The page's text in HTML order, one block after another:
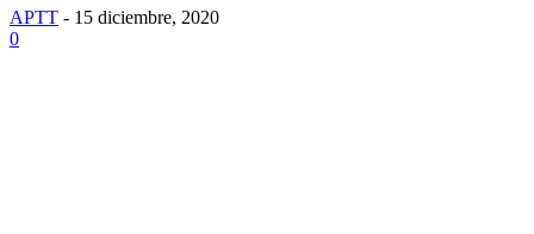
APTT - 15 diciembre, 2020
0